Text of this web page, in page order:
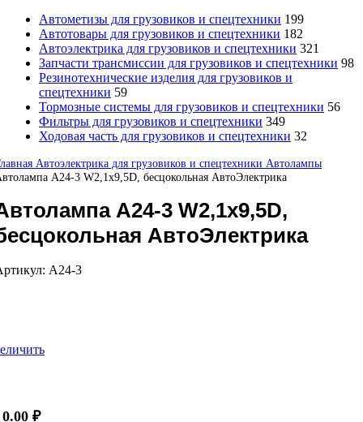
Автометизы для грузовиков и спецтехники 199
Автотовары для грузовиков и спецтехники 182
Автоэлектрика для грузовиков и спецтехники 321
Запчасти трансмиссии для грузовиков и спецтехники 98
Резинотехнические изделия для грузовиков и
спецтехники 59
Тормозные системы для грузовиков и спецтехники 56
Фильтры для грузовиков и спецтехники 349
Ходовая часть для грузовиков и спецтехники 32
Автоэлектрика для грузовиков и спецтехники Автолампы
А24-3 W2,1х9,5D, бесцокольная АвтоЭлектрика
А24-3 W2,1х9,5D,
АвтоЭлектрика
А24-3
0.00 ₽